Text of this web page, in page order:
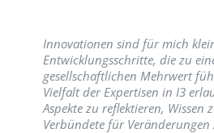
Innovationen sind für mich
Entwicklungsschritte, die zu
gesellschaftlichen Mehrwert
Vielfalt der Expertisen in I3
Aspekte zu reflektieren, Wissen
Verbündete für Veränderungen